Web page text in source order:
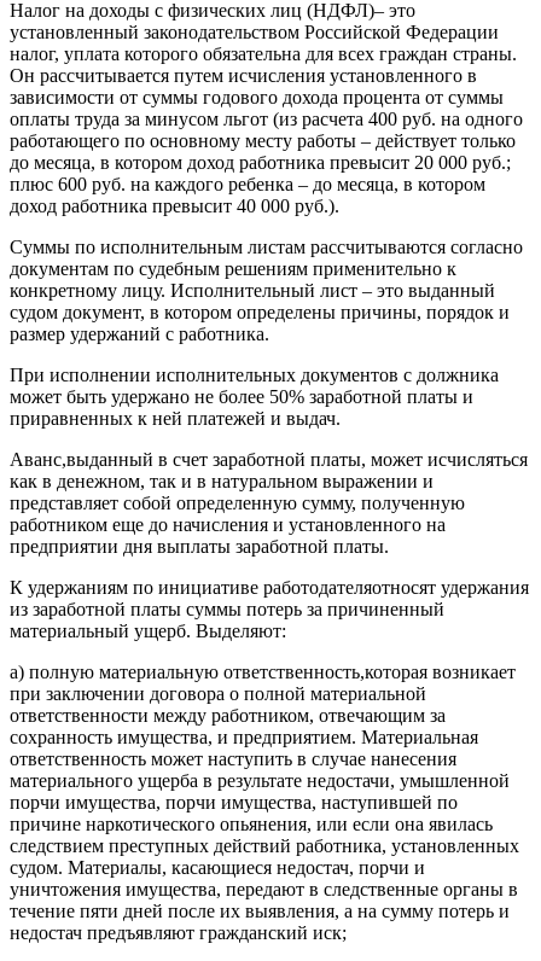
Налог на доходы с физических лиц (НДФЛ)– это
установленный законодательством Российской Федерации
налог, уплата которого обязательна для всех граждан страны.
Он рассчитывается путем исчисления установленного в
зависимости от суммы годового дохода процента от суммы
оплаты труда за минусом льгот (из расчета 400 руб. на одного
работающего по основному месту работы – действует только
до месяца, в котором доход работника превысит 20 000 руб.;
плюс 600 руб. на каждого ребенка – до месяца, в котором
доход работника превысит 40 000 руб.).
Суммы по исполнительным листам рассчитываются согласно
документам по судебным решениям применительно к
конкретному лицу. Исполнительный лист – это выданный
судом документ, в котором определены причины, порядок и
размер удержаний с работника.
При исполнении исполнительных документов с должника
может быть удержано не более 50% заработной платы и
приравненных к ней платежей и выдач.
Аванс,выданный в счет заработной платы, может исчисляться
как в денежном, так и в натуральном выражении и
представляет собой определенную сумму, полученную
работником еще до начисления и установленного на
предприятии дня выплаты заработной платы.
К удержаниям по инициативе работодателяотносят удержания
из заработной платы суммы потерь за причиненный
материальный ущерб. Выделяют:
а) полную материальную ответственность,которая возникает
при заключении договора о полной материальной
ответственности между работником, отвечающим за
сохранность имущества, и предприятием. Материальная
ответственность может наступить в случае нанесения
материального ущерба в результате недостачи, умышленной
порчи имущества, порчи имущества, наступившей по
причине наркотического опьянения, или если она явилась
следствием преступных действий работника, установленных
судом. Материалы, касающиеся недостач, порчи и
уничтожения имущества, передают в следственные органы в
течение пяти дней после их выявления, а на сумму потерь и
недостач предъявляют гражданский иск;